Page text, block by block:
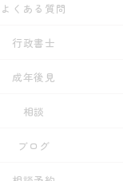
よくある質問
行政書士
成年後見
相談
ブログ